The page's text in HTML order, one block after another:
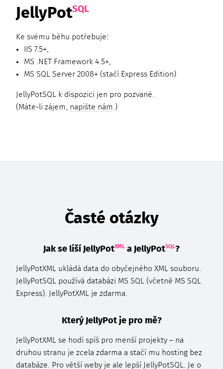
JellyPotSQL
Ke svému běhu potřebuje:
IIS 7.5+,
MS .NET Framework 4.5+,
MS SQL Server 2008+ (stačí Express Edition)
JellyPotSQL
k dispozici jen pro pozvané.
(Máte-li zájem, napište nám .)
Časté otázky
Jak se liší JellyPotXML a JellyPotSQL?
JellyPotXML
ukládá data do obyčejného XML souboru.
JellyPotSQL
používá databázi MS SQL (včetně MS SQL
Express). JellyPotXML je zdarma.
Který JellyPot je pro mě?
JellyPotXML se hodí spíš pro menší projekty – na
druhou stranu je zcela zdarma a stačí mu hosting bez
databáze. Pro větší weby je ale lepší JellyPotSQL . Je o